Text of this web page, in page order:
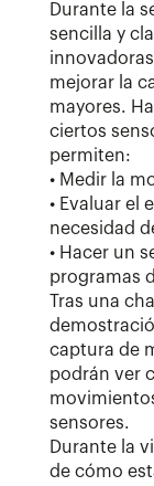
Durante la
sencilla y
mejorar la
mayores.
ciertos
permiten:
• Medir la
• Evaluar el
necesidad
• Hacer un
programas
Tras una
captura de
podrán ver
sensores.
Durante la
de cómo